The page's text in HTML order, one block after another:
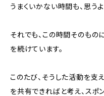
うまくいかない時間も、思う
それでも、この時間そのもの
を続けています。
このたび、そうした活動を支
を共有できればと考え、ス